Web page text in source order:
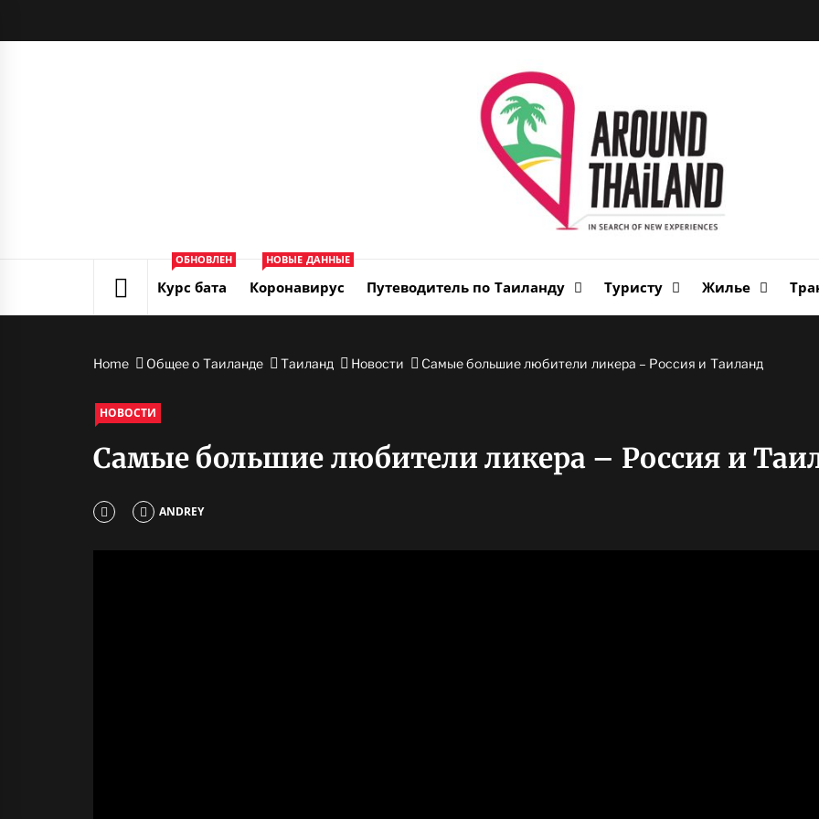
Курс бата
ОБНОВЛЕН
Коронавирус
НОВЫЕ ДАННЫЕ
Путеводитель по Таиланду Туристу Жилье
Home Общее о Таиланде Таиланд Новости Самые большие любители ликера – Россия и Таиланд
НОВОСТИ
Самые большие любители ликера – Россия и
ANDREY